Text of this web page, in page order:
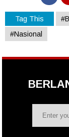
Tag This
#Nasional